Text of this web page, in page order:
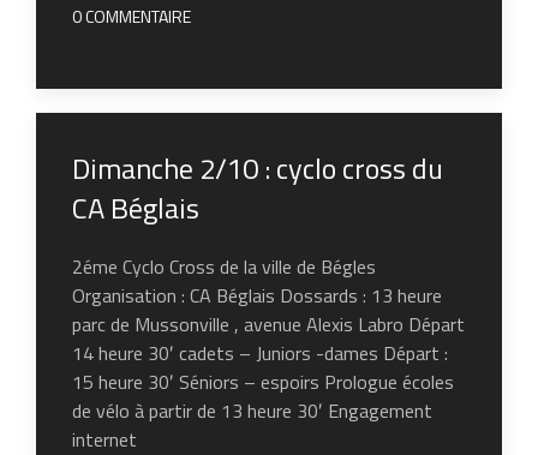
0 COMMENTAIRE
Dimanche 2/10 : cyclo cross du
CA Béglais
2éme Cyclo Cross de la ville de Bégles
Organisation : CA Béglais Dossards : 13 heure
parc de Mussonville , avenue Alexis Labro Départ
14 heure 30′ cadets – Juniors -dames Départ :
15 heure 30′ Séniors – espoirs Prologue écoles
de vélo à partir de 13 heure 30′ Engagement
internet